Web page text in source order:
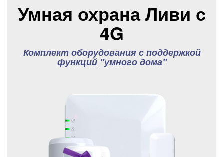
Умная охрана Ливи с
4G
Комплект оборудования с поддержкой
функций "умного дома"